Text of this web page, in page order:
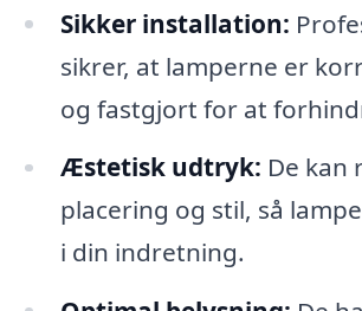
Sikker installation:
sikrer, at lamperne er
og fastgjort for at
Æstetisk udtryk: De kan
placering og stil, så
i din indretning.